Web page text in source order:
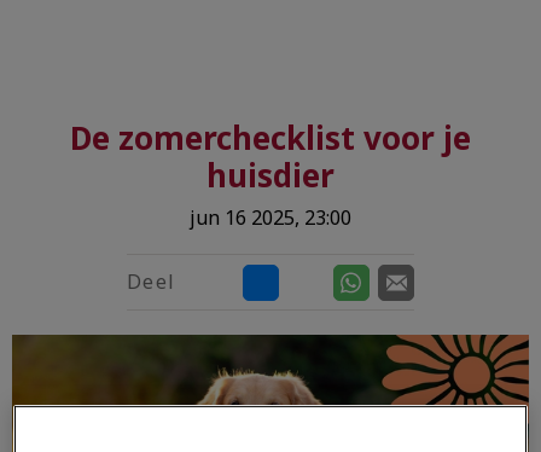
De zomerchecklist voor je
huisdier
jun 16 2025, 23:00
Deel